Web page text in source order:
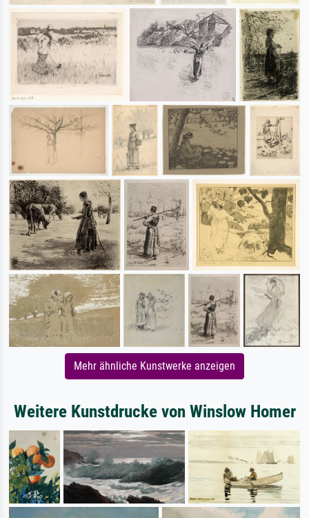
Mehr ähnliche Kunstwerke anzeigen
Weitere Kunstdrucke von Winslow Homer